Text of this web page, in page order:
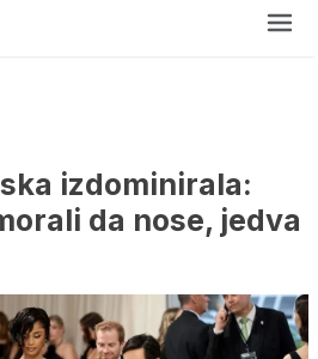
izdominirala:
da nose, jedva